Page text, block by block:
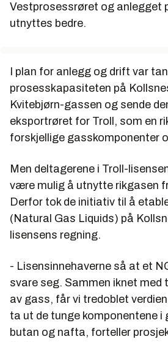
Vestprosessrøret og anlegget
utnyttes bedre.
I plan for anlegg og drift var
prosesskapasiteten på
Kvitebjørn-gassen og sende
eksportrøret for Troll, som en
forskjellige gasskomponenter
Men deltagerene i Troll-
være mulig å utnytte rikgasen
Derfor tok de initiativ til å
(Natural Gas Liquids) på
lisensens regning.
- Lisensinnehaverne så at et
svare seg. Sammen iknet med
av gass, får vi tredoblet
ta ut de tunge komponentene i
butan og nafta, forteller